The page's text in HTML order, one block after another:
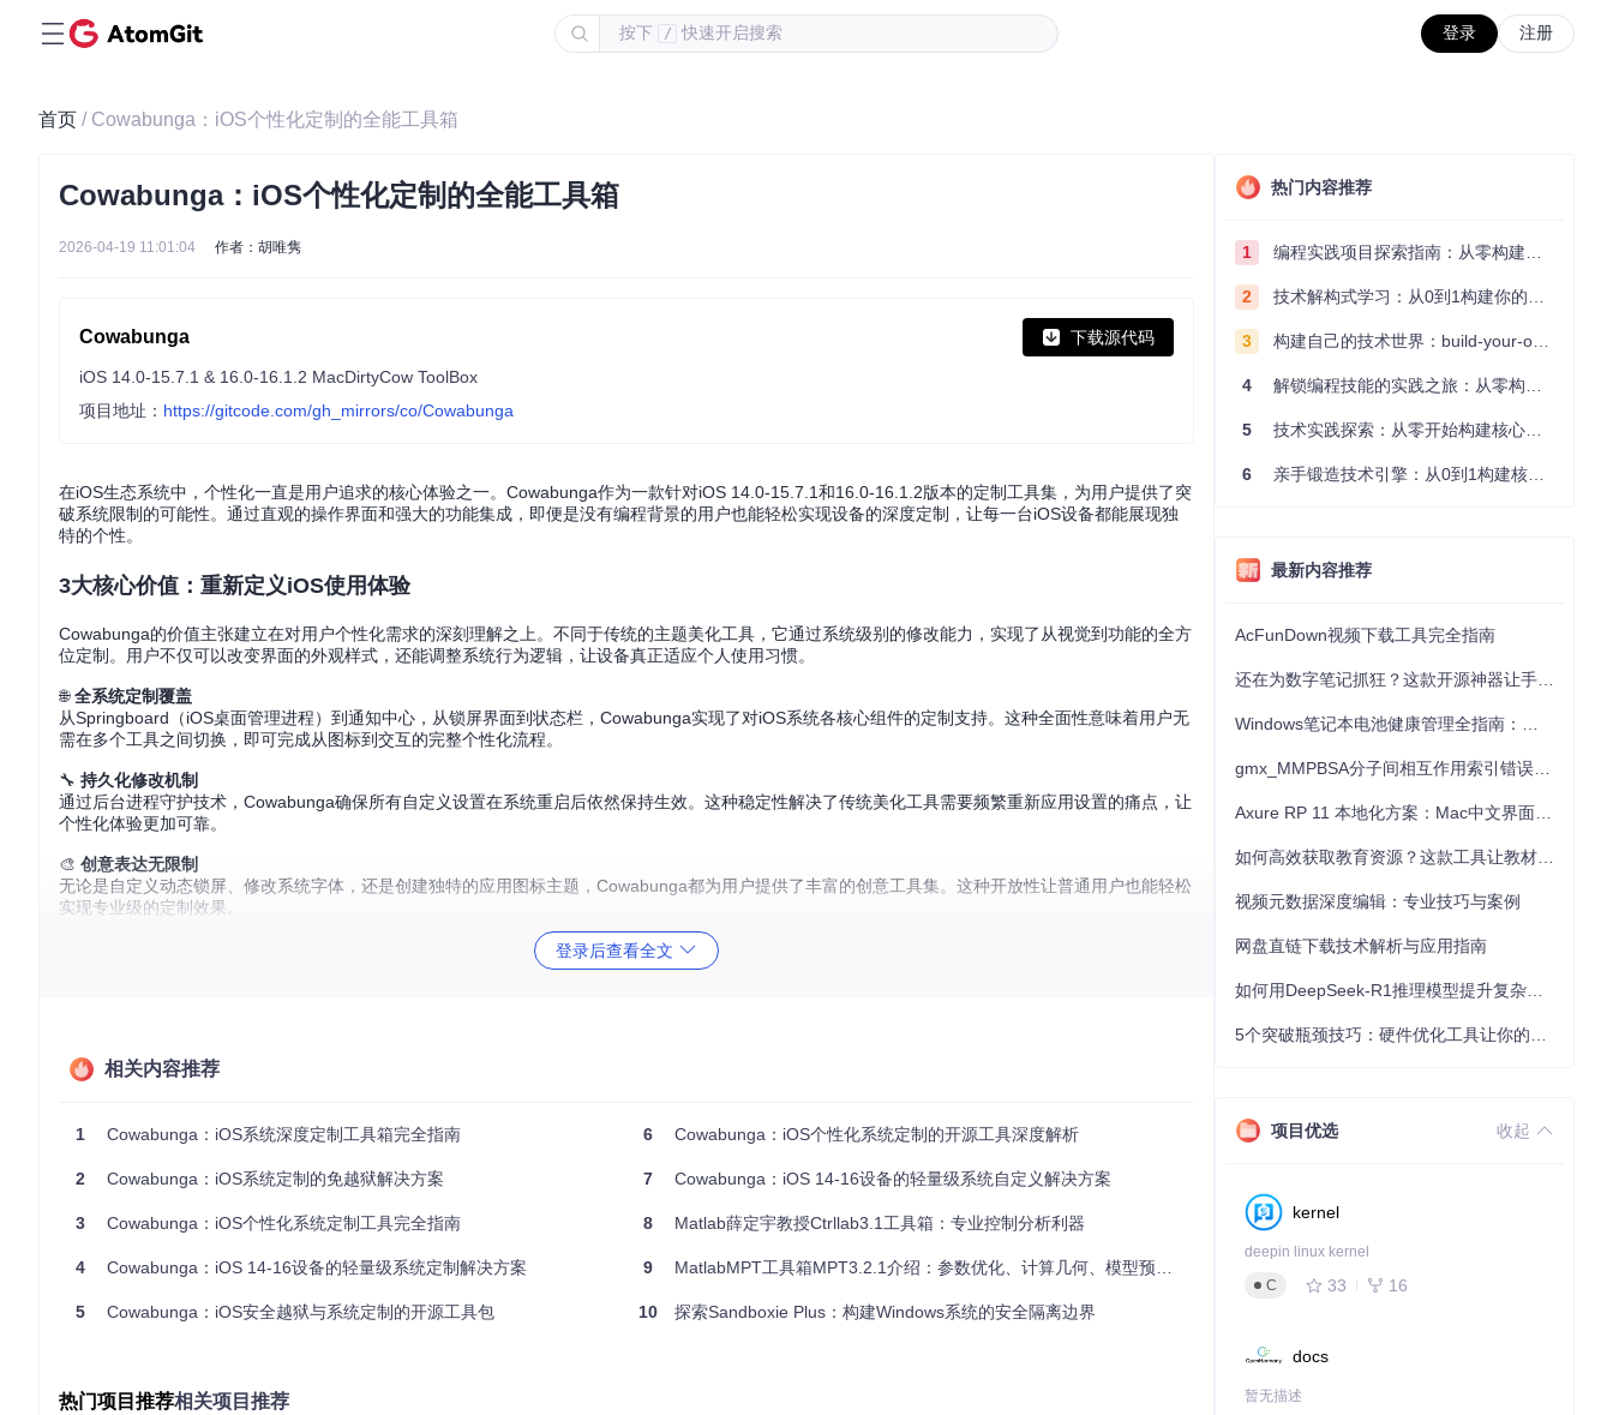
按下 / 快速开启搜索 登录 注册
首页 / Cowabunga：iOS个性化定制的全能工具箱
Cowabunga：iOS个性化定制的全能工具箱
2026-04-19 11:01:04 作者：胡唯隽
Cowabunga 下载源代码
iOS 14.0-15.7.1 & 16.0-16.1.2 MacDirtyCow ToolBox
项目地址： https://gitcode.com/gh_mirrors/co/Cowabunga
在iOS生态系统中，个性化一直是用户追求的核心体验之一。Cowabunga作为一款针对iOS 14.0-15.7.1和16.0-16.1.2版本的定制工具集，为用户提供了突
破系统限制的可能性。通过直观的操作界面和强大的功能集成，即便是没有编程背景的用户也能轻松实现设备的深度定制，让每一台iOS设备都能展现独
特的个性。
3大核心价值：重新定义iOS使用体验
Cowabunga的价值主张建立在对用户个性化需求的深刻理解之上。不同于传统的主题美化工具，它通过系统级别的修改能力，实现了从视觉到功能的全方
位定制。用户不仅可以改变界面的外观样式，还能调整系统行为逻辑，让设备真正适应个人使用习惯。
🌐全系统定制覆盖
从Springboard（iOS桌面管理进程）到通知中心，从锁屏界面到状态栏，Cowabunga实现了对iOS系统各核心组件的定制支持。这种全面性意味着用户无
需在多个工具之间切换，即可完成从图标到交互的完整个性化流程。
🔧 持久化修改机制
通过后台进程守护技术，Cowabunga确保所有自定义设置在系统重启后依然保持生效。这种稳定性解决了传统美化工具需要频繁重新应用设置的痛点，让
个性化体验更加可靠。
🎨 创意表达无限制
无论是自定义动态锁屏、修改系统字体，还是创建独特的应用图标主题，Cowabunga都为用户提供了丰富的创意工具集。这种开放性让普通用户也能轻松
实现专业级的定制效果。
通过Asset Catalog（资源目录）替换技术，Cowabunga能够修改系统级视觉元素。用户可以导入包含图标、壁纸和界面元素的主题包，系统会自动应用
2. 音频定制引擎
内置的音频处理模块支持用户上传自定义声音文件（最大150KB），并替换系统默认提示音。通过音频格式转换和压缩算法，确保自定义音频文件在保持
提供直观的拖拽式界面编辑工具，允许用户调整应用图标排列、隐藏Dock栏、修改状态栏显示内容等。这些修改通过动态调整Springboard配置文件实
现，无需修改系统核心代码，既保证了安全性又简化了操作流程。
识也能制作流畅的动态效果。
登录后查看全文
相关内容推荐
1 Cowabunga：iOS系统深度定制工具箱完全指南
2 Cowabunga：iOS系统定制的免越狱解决方案
3 Cowabunga：iOS个性化系统定制工具完全指南
4 Cowabunga：iOS 14-16设备的轻量级系统定制解决方案
5 Cowabunga：iOS安全越狱与系统定制的开源工具包
6 Cowabunga：iOS个性化系统定制的开源工具深度解析
7 Cowabunga：iOS 14-16设备的轻量级系统自定义解决方案
8 Matlab薛定宇教授Ctrllab3.1工具箱：专业控制分析利器
9 MatlabMPT工具箱MPT3.2.1介绍：参数优化、计算几何、模型预测控制
10 探索Sandboxie Plus：构建Windows系统的安全隔离边界
热门项目推荐相关项目推荐
热门内容推荐
1 编程实践项目探索指南：从零构建技术能力体系
2 技术解构式学习：从0到1构建你的编程知识体系
3 构建自己的技术世界：build-your-own-x项目的实践探索指南
4 解锁编程技能的实践之旅：从零构建你的技术世界
5 技术实践探索：从零开始构建核心系统的实践指南
6 亲手锻造技术引擎：从0到1构建核心系统的实践指南
最新内容推荐
AcFunDown视频下载工具完全指南
视频元数据深度编辑：专业技巧与案例
网盘直链下载技术解析与应用指南
项目优选 收起
kernel
deepin linux kernel
C
33 16
docs
暂无描述